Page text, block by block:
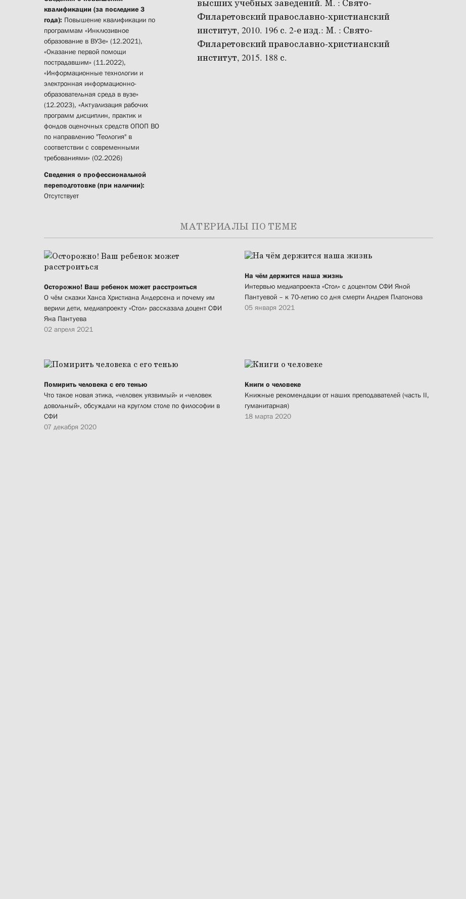
квалификации (за последние 3
года): Повышение квалификации по
программам «Инклюзивное
образование в ВУЗе» (12.2021),
«Оказание первой помощи
пострадавшим» (11.2022),
«Информационные технологии и
электронная информационно-
образовательная среда в вузе»
(12.2023), «Актуализация рабочих
программ дисциплин, практик и
фондов оценочных средств ОПОП ВО
по направлению "Теология" в
соответствии с современными
требованиями» (02.2026)
Сведения о профессиональной
переподготовке (при наличии):
Отсутствует
высших учебных заведений. М. : Свято-
Филаретовский православно-христианский
институт, 2010. 196 с. 2-е изд.: М. : Свято-
Филаретовский православно-христианский
институт, 2015. 188 с.
МАТЕРИАЛЫ ПО ТЕМЕ
Осторожно! Ваш ребенок может расстроиться
О чём сказки Ханса Христиана Андерсена и почему им
верили дети, медиапроекту «Стол» рассказала доцент СФИ
Яна Пантуева
02 апреля 2021
На чём держится наша жизнь
Интервью медиапроекта «Стол» с доцентом СФИ Яной
Пантуевой – к 70-летию со дня смерти Андрея Платонова
05 января 2021
Помирить человека с его тенью
Что такое новая этика, «человек уязвимый» и «человек
довольный», обсуждали на круглом столе по философии в
СФИ
07 декабря 2020
Книги о человеке
Книжные рекомендации от наших преподавателей (часть II,
гуманитарная)
18 марта 2020